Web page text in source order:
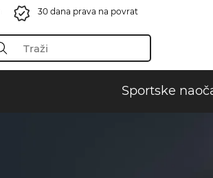
30 dana prava na povrat
Sportske